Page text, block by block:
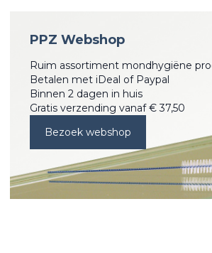
PPZ Webshop
Ruim assortiment mondhygiëne
Betalen met iDeal of Paypal
Binnen 2 dagen in huis
Gratis verzending vanaf € 37,50
Bezoek webshop